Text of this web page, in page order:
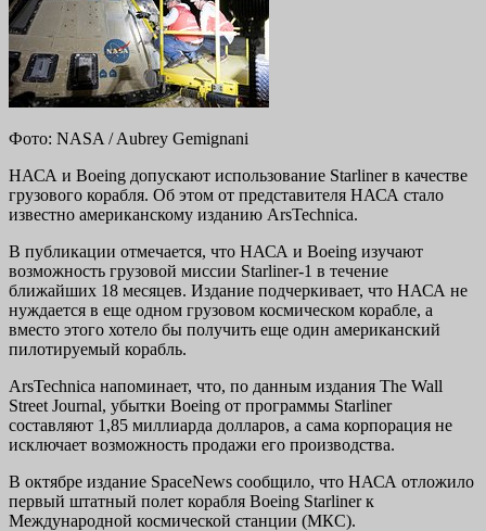
Фото: NASA / Aubrey Gemignani
НАСА и Boeing допускают использование Starliner в качестве
грузового корабля. Об этом от представителя НАСА стало
известно американскому изданию ArsTechnica.
В публикации отмечается, что НАСА и Boeing изучают
возможность грузовой миссии Starliner-1 в течение
ближайших 18 месяцев. Издание подчеркивает, что НАСА не
нуждается в еще одном грузовом космическом корабле, а
вместо этого хотело бы получить еще один американский
пилотируемый корабль.
ArsTechnica напоминает, что, по данным издания The Wall
Street Journal, убытки Boeing от программы Starliner
составляют 1,85 миллиарда долларов, а сама корпорация не
исключает возможность продажи его производства.
В октябре издание SpaceNews сообщило, что НАСА отложило
первый штатный полет корабля Boeing Starliner к
Международной космической станции (МКС).